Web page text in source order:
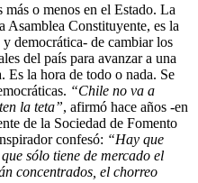
o menos en el Estado. La
Asamblea Constituyente, es la
democrática- de cambiar los
del país para avanzar a una
Es la hora de todo o nada. Se
“Chile no va a
la teta”, afirmó hace años -en
de la Sociedad de Fomento
confesó: “Hay que
sólo tiene de mercado el
concentrados, el chorreo